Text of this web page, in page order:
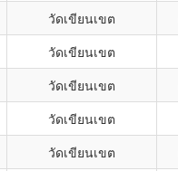
วัดเขียนเขต
วัดเขียนเขต
วัดเขียนเขต
วัดเขียนเขต
วัดเขียนเขต